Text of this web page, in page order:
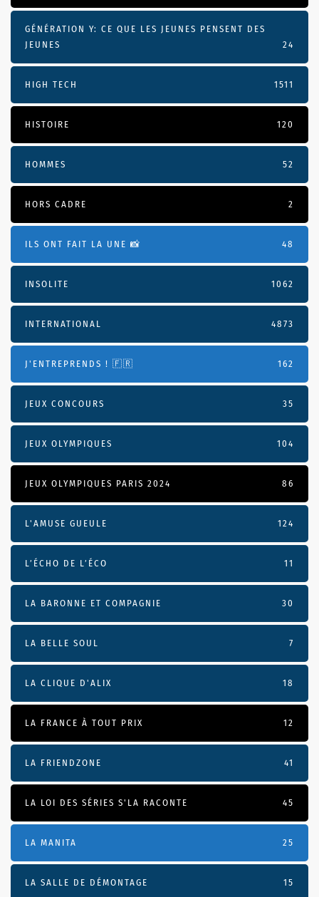
GÉNÉRATION Y: CE QUE LES JEUNES PENSENT DES
JEUNES
24
HIGH TECH 1511
HISTOIRE 120
HOMMES 52
HORS CADRE 2
ILS ONT FAIT LA UNE 📸 48
INSOLITE 1062
INTERNATIONAL 4873
J'ENTREPRENDS ! 🇫🇷 162
JEUX CONCOURS 35
JEUX OLYMPIQUES 104
JEUX OLYMPIQUES PARIS 2024 86
L'AMUSE GUEULE 124
L’ÉCHO DE L’ÉCO 11
LA BARONNE ET COMPAGNIE 30
LA BELLE SOUL 7
LA CLIQUE D'ALIX 18
LA FRANCE À TOUT PRIX 12
LA FRIENDZONE 41
LA LOI DES SÉRIES S'LA RACONTE 45
LA MANITA 25
LA SALLE DE DÉMONTAGE 15